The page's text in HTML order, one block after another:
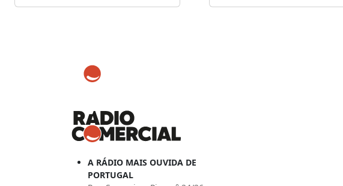
A RÁDIO MAIS OUVIDA DE
PORTUGAL